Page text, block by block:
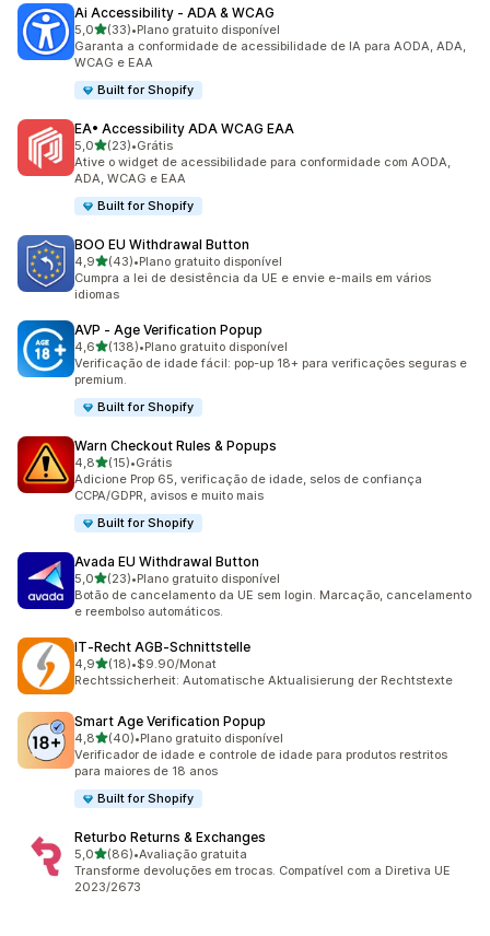
Ai Accessibility ‑ ADA & WCAG
5,0de 5 estrelas
(33)
33 avaliações ao todo
•Plano gratuito disponível
Garanta a conformidade de acessibilidade de IA para AODA, ADA,
WCAG e EAA
Built for Shopify
EA• Accessibility ADA WCAG EAA
5,0de 5 estrelas
(23)
23 avaliações ao todo
•Grátis
Ative o widget de acessibilidade para conformidade com AODA,
ADA, WCAG e EAA
Built for Shopify
BOO EU Withdrawal Button
4,9de 5 estrelas
(43)
43 avaliações ao todo
•Plano gratuito disponível
Cumpra a lei de desistência da UE e envie e-mails em vários
idiomas
AVP ‑ Age Verification Popup
4,6de 5 estrelas
(138)
138 avaliações ao todo
•Plano gratuito disponível
Verificação de idade fácil: pop-up 18+ para verificações seguras e
premium.
Built for Shopify
Warn Checkout Rules & Popups
4,8de 5 estrelas
(15)
15 avaliações ao todo
•Grátis
Adicione Prop 65, verificação de idade, selos de confiança
CCPA/GDPR, avisos e muito mais
Built for Shopify
Avada EU Withdrawal Button
5,0de 5 estrelas
(23)
23 avaliações ao todo
•Plano gratuito disponível
Botão de cancelamento da UE sem login. Marcação, cancelamento
e reembolso automáticos.
IT‑Recht AGB‑Schnittstelle
4,9de 5 estrelas
(18)
18 avaliações ao todo
•$9.90/Monat
Rechtssicherheit: Automatische Aktualisierung der Rechtstexte
Smart Age Verification Popup
4,8de 5 estrelas
(40)
40 avaliações ao todo
•Plano gratuito disponível
Verificador de idade e controle de idade para produtos restritos
para maiores de 18 anos
Built for Shopify
Returbo Returns & Exchanges
5,0de 5 estrelas
(86)
86 avaliações ao todo
•Avaliação gratuita
Transforme devoluções em trocas. Compatível com a Diretiva UE
2023/2673